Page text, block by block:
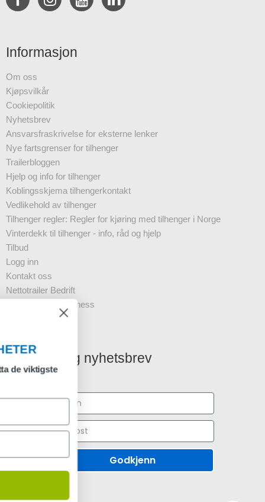
Informasjon
Om oss
Kjøpsvilkår
Cookiepolitik
Nyhetsbrev
Ansvarsfraskrivelse for eksterne lenker
Nye fartsgrenser for tilhenger
Trailerbloggen
Hjelp og info for tilhenger
Koblingsskjema tilhengerkontakt
Vedlikehold av tilhenger
Tilhenger regler: Regler for kjøring med tilhenger i Norge
Vinterdekk til tilhenger - info, råd og hjelp
Tilbud
Logg inn
Kontakt oss
Nettotrailer Bedrift
Nyhetsbrev - Business
Registrering nyhetsbrev
Godkjenn
Meld deg på vårt nyhetsbrev og motta de viktigste